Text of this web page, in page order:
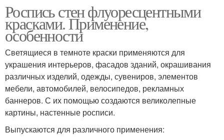
Роспись стен флуоресцентными
красками. Применение,
особенности
Светящиеся в темноте краски применяются для
украшения интерьеров, фасадов зданий, окрашивания
различных изделий, одежды, сувениров, элементов
мебели, автомобилей, велосипедов, рекламных
баннеров. С их помощью создаются великолепные
картины, настенные росписи.
Выпускаются для различного применения: